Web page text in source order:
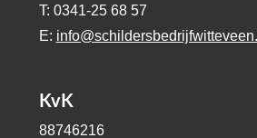
T: 0341-25 68 57
E:
KvK
88746216